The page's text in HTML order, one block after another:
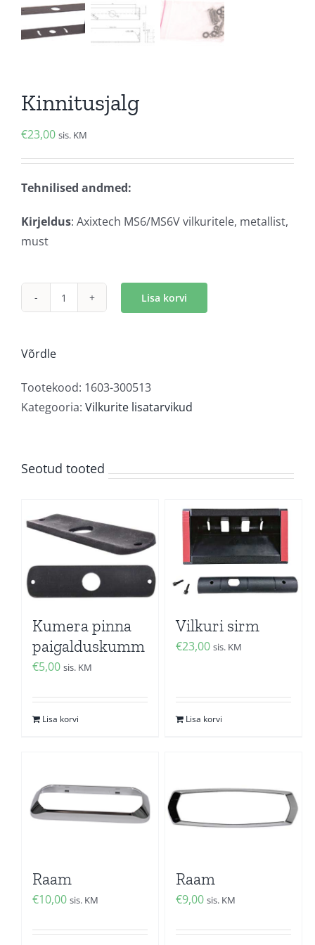
Kinnitusjalg
€23,00 sis. KM
Tehnilised andmed:
Kirjeldus: Axixtech MS6/MS6V vilkuritele, metallist,
must
Kinnitusjalg
Lisa korvi
Võrdle
Tootekood: 1603-300513
Kategooria: Vilkurite lisatarvikud
Seotud tooted
Kumera pinna
paigalduskumm
€5,00 sis. KM
Lisa korvi
Vilkuri sirm
€23,00 sis. KM
Lisa korvi
Raam
€10,00 sis. KM
Raam
€9,00 sis. KM